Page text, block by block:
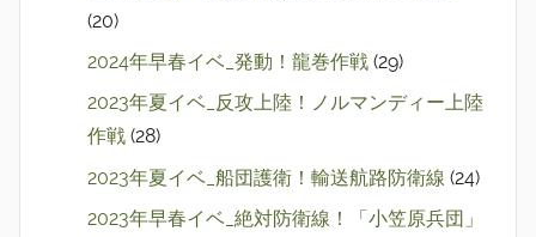
(20)
2024年早春イベ_発動！龍巻作戦 (29)
2023年夏イベ_反攻上陸！ノルマンディー上陸
作戦 (28)
2023年夏イベ_船団護衛！輸送航路防衛線 (24)
2023年早春イベ_絶対防衛線！「小笠原兵団」